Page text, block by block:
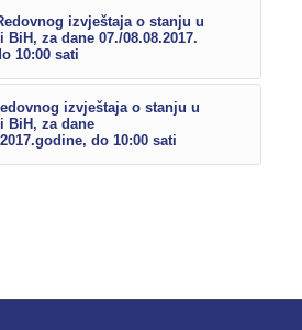
izvještaja o stanju u
BiH, za dane 07./08.08.2017.
10:00 sati
izvještaja o stanju u
BiH, za dane
do 10:00 sati